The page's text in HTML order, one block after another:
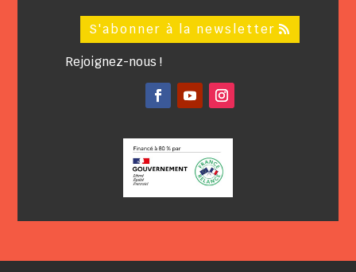
S'abonner à la newsletter
Rejoignez-nous !